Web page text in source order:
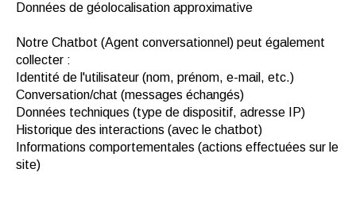
Données de géolocalisation approximative
Notre Chatbot (Agent conversationnel) peut également
collecter :
Identité de l'utilisateur (nom, prénom, e-mail, etc.)
Conversation/chat (messages échangés)
Données techniques (type de dispositif, adresse IP)
Historique des interactions (avec le chatbot)
Informations comportementales (actions effectuées sur le
site)